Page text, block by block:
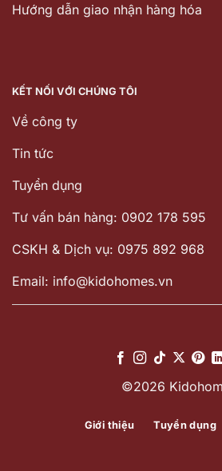
Hướng dẫn giao nhận hàng hóa
KẾT NỐI VỚI CHÚNG TÔI
Về công ty
Tin tức
Tuyển dụng
Tư vấn bán hàng: 0902 178 595
CSKH & Dịch vụ: 0975 892 968
Email: info@kidohomes.vn
©2026
Giới thiệu Tuyển dụng